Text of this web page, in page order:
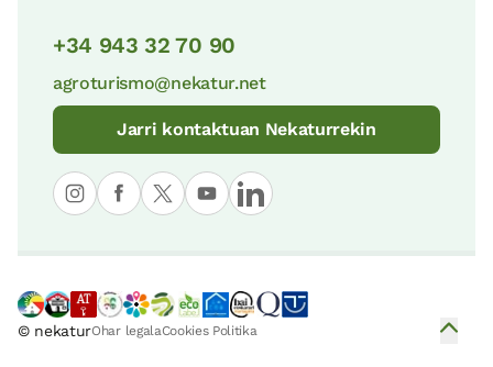
+34 943 32 70 90
agroturismo@nekatur.net
Jarri kontaktuan Nekaturrekin
© nekaturOhar legalaCookies Politika